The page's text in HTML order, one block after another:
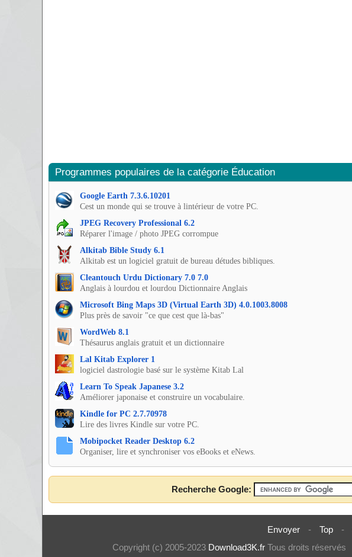
Programmes populaires de la catégorie Éducation
Google Earth 7.3.6.10201
Cest un monde qui se trouve à lintérieur de votre PC.
JPEG Recovery Professional 6.2
Réparer l'image / photo JPEG corrompue
Alkitab Bible Study 6.1
Alkitab est un logiciel gratuit de bureau détudes bibliques.
Cleantouch Urdu Dictionary 7.0 7.0
Anglais à lourdou et lourdou Dictionnaire Anglais
Microsoft Bing Maps 3D (Virtual Earth 3D) 4.0.1003.8008
Plus près de savoir "ce que cest que là-bas"
WordWeb 8.1
Thésaurus anglais gratuit et un dictionnaire
Lal Kitab Explorer 1
logiciel dastrologie basé sur le système Kitab Lal
Learn To Speak Japanese 3.2
Améliorer japonaise et construire un vocabulaire.
Kindle for PC 2.7.70978
Lire des livres Kindle sur votre PC.
Mobipocket Reader Desktop 6.2
Organiser, lire et synchroniser vos eBooks et eNews.
Recherche Google:
Envoyer - Top -
Copyright (c) 2005-2023 Download3K.fr Tous droits réservés